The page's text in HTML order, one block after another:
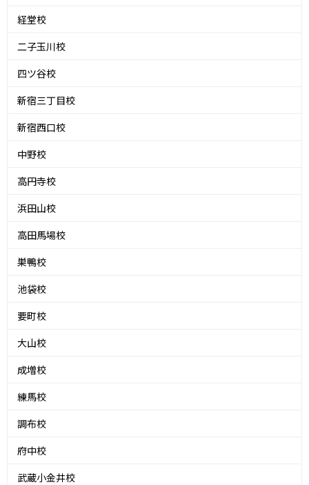
経堂校
二子玉川校
四ツ谷校
新宿三丁目校
新宿西口校
中野校
高円寺校
浜田山校
高田馬場校
巣鴨校
池袋校
要町校
大山校
成増校
練馬校
調布校
府中校
武蔵小金井校